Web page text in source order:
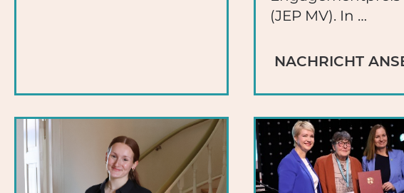
(JEP MV). In …
NACHRICHT